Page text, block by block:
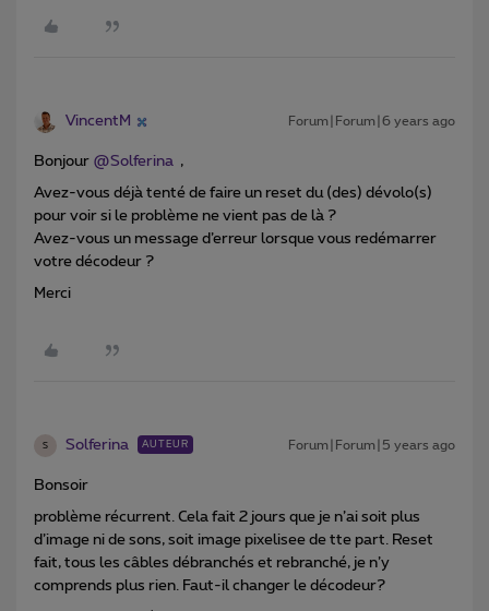
VincentM Forum|Forum|6 years ago
Bonjour @Solferina ,
Avez-vous déjà tenté de faire un reset du (des) dévolo(s)
pour voir si le problème ne vient pas de là ?
Avez-vous un message d’erreur lorsque vous redémarrer
votre décodeur ?
Merci
S Solferina AUTEUR Forum|Forum|5 years ago
Bonsoir
problème récurrent. Cela fait 2 jours que je n’ai soit plus
d’image ni de sons, soit image pixelisee de tte part. Reset
fait, tous les câbles débranchés et rebranché, je n’y
comprends plus rien. Faut-il changer le décodeur?